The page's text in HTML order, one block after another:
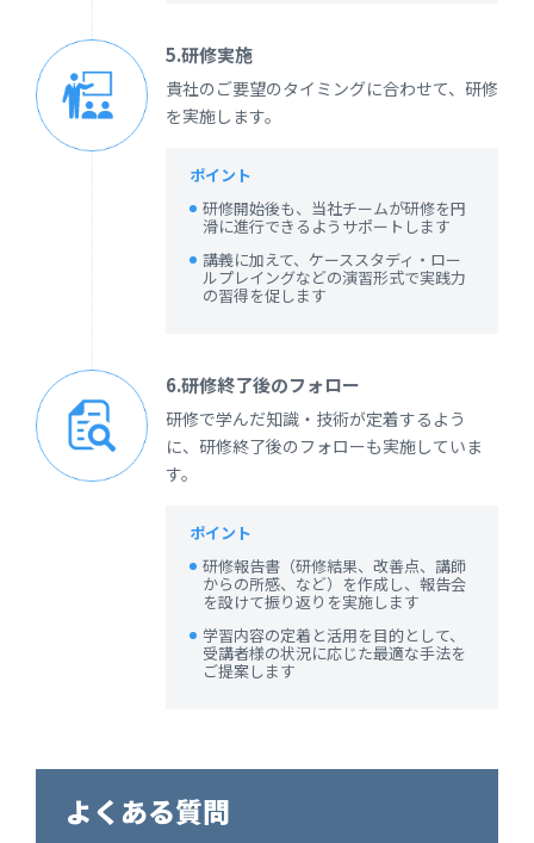
5.研修実施
貴社のご要望のタイミングに合わせて、研修
を実施します。
ポイント
研修開始後も、当社チームが研修を円
滑に進行できるようサポートします
講義に加えて、ケーススタディ・ロー
ルプレイングなどの演習形式で実践力
の習得を促します
6.研修終了後のフォロー
研修で学んだ知識・技術が定着するよう
に、研修終了後のフォローも実施していま
す。
ポイント
研修報告書（研修結果、改善点、講師
からの所感、など）を作成し、報告会
を設けて振り返りを実施します
学習内容の定着と活用を目的として、
受講者様の状況に応じた最適な手法を
ご提案します
よくある質問